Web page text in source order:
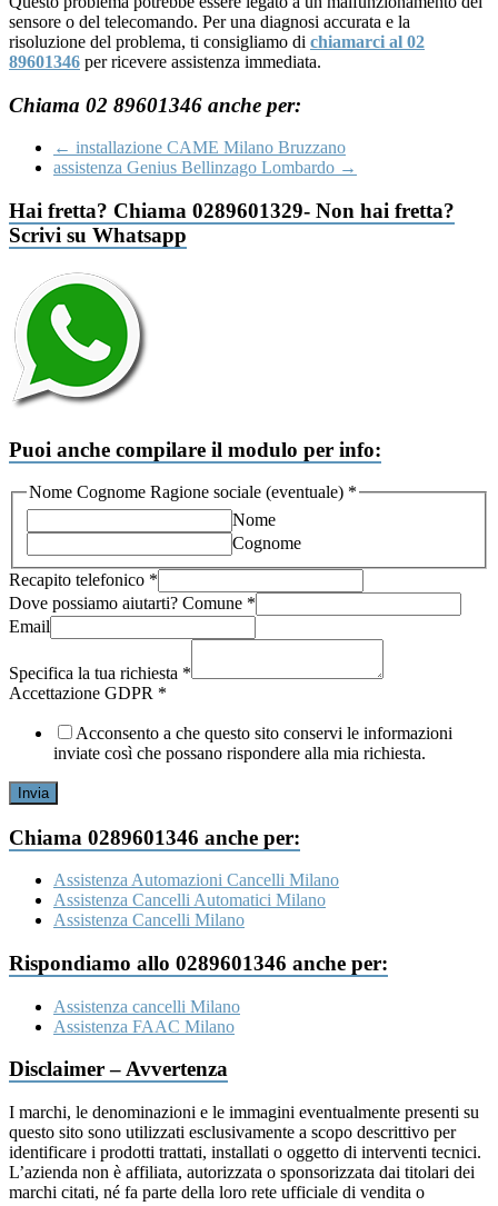
sensore o del telecomando. Per una diagnosi accurata e la
risoluzione del problema, ti consigliamo di chiamarci al 02
89601346 per ricevere assistenza immediata.
Chiama 02 89601346 anche per:
← installazione CAME Milano Bruzzano
assistenza Genius Bellinzago Lombardo →
Hai fretta? Chiama 0289601329- Non hai fretta?
Scrivi su Whatsapp
Puoi anche compilare il modulo per info:
Nome Cognome Ragione sociale (eventuale) *
Nome
Cognome
Recapito telefonico *
aiutarti?
telefonico
(eventuale)
Dove possiamo aiutarti? Comune *
Email
Specifica la tua richiesta *
Accettazione GDPR *
Acconsento a che questo sito conservi le informazioni
inviate così che possano rispondere alla mia richiesta.
Invia
Chiama 0289601346 anche per:
Assistenza Automazioni Cancelli Milano
Assistenza Cancelli Automatici Milano
Assistenza Cancelli Milano
Rispondiamo allo 0289601346 anche per:
Assistenza cancelli Milano
Assistenza FAAC Milano
Disclaimer – Avvertenza
I marchi, le denominazioni e le immagini eventualmente presenti su
questo sito sono utilizzati esclusivamente a scopo descrittivo per
identificare i prodotti trattati, installati o oggetto di interventi tecnici.
L’azienda non è affiliata, autorizzata o sponsorizzata dai titolari dei
marchi citati, né fa parte della loro rete ufficiale di vendita o